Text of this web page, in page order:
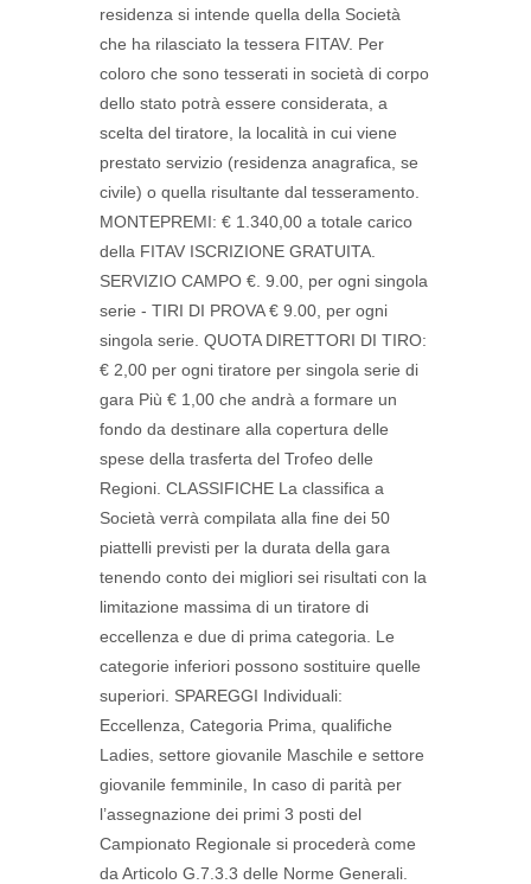
residenza si intende quella della Società
che ha rilasciato la tessera FITAV. Per
coloro che sono tesserati in società di corpo
dello stato potrà essere considerata, a
scelta del tiratore, la località in cui viene
prestato servizio (residenza anagrafica, se
civile) o quella risultante dal tesseramento.
MONTEPREMI: € 1.340,00 a totale carico
della FITAV ISCRIZIONE GRATUITA.
SERVIZIO CAMPO €. 9.00, per ogni singola
serie - TIRI DI PROVA € 9.00, per ogni
singola serie. QUOTA DIRETTORI DI TIRO:
€ 2,00 per ogni tiratore per singola serie di
gara Più € 1,00 che andrà a formare un
fondo da destinare alla copertura delle
spese della trasferta del Trofeo delle
Regioni. CLASSIFICHE La classifica a
Società verrà compilata alla fine dei 50
piattelli previsti per la durata della gara
tenendo conto dei migliori sei risultati con la
limitazione massima di un tiratore di
eccellenza e due di prima categoria. Le
categorie inferiori possono sostituire quelle
superiori. SPAREGGI Individuali:
Eccellenza, Categoria Prima, qualifiche
Ladies, settore giovanile Maschile e settore
giovanile femminile, In caso di parità per
l’assegnazione dei primi 3 posti del
Campionato Regionale si procederà come
da Articolo G.7.3.3 delle Norme Generali.